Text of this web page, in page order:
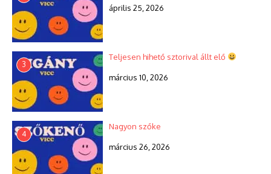
április 25, 2026
3
Teljesen hihető sztorival állt elő
március 10, 2026
4
Nagyon szőke
március 26, 2026